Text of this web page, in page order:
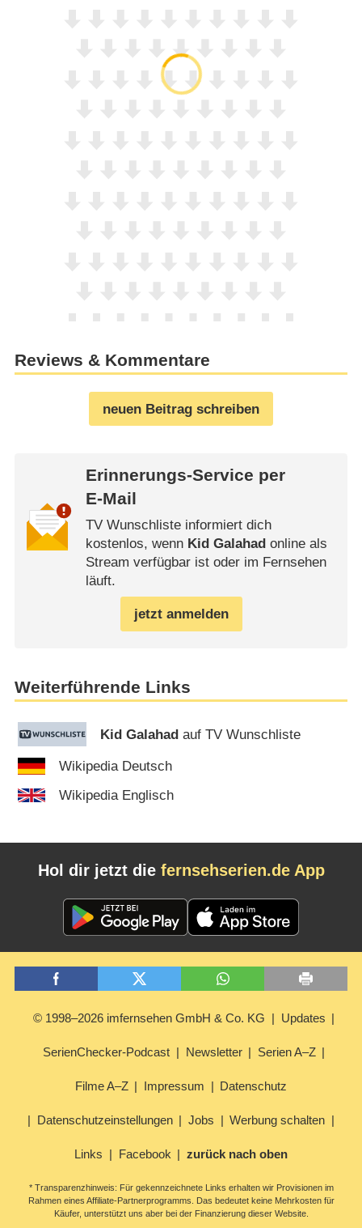
Reviews & Kommentare
neuen Beitrag schreiben
Erinnerungs-Service per
E-Mail
TV Wunschliste informiert dich
kostenlos, wenn Kid Galahadonline als
Stream verfügbar ist oder im Fernsehen
läuft.
jetzt anmelden
Weiterführende Links
Kid Galahad auf TV Wunschliste
Wikipedia Deutsch
Wikipedia Englisch
Hol dir jetzt die fernsehserien.de App
© 1998–2026 imfernsehen GmbH & Co. KG Updates
SerienChecker-Podcast Newsletter Serien A–Z
Filme A–Z Impressum Datenschutz
Datenschutzeinstellungen Jobs Werbung schalten
Links Facebook zurück nach oben
* Transparenzhinweis: Für gekennzeichnete Links erhalten wir Provisionen im
Rahmen eines Affiliate-Partnerprogramms. Das bedeutet keine Mehrkosten für
Käufer, unterstützt uns aber bei der Finanzierung dieser Website.